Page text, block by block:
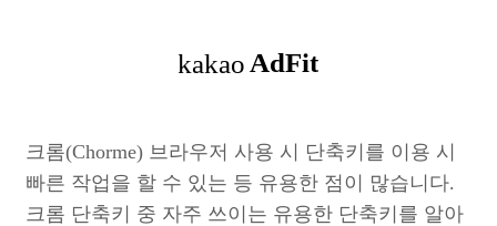
크롬(Chorme) 브라우저 사용 시 단축키를 이용 시
빠른 작업을 할 수 있는 등 유용한 점이 많습니다.
크롬 단축키 중 자주 쓰이는 유용한 단축키를 알아